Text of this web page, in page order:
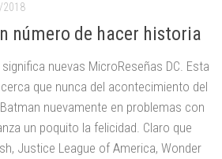
2018
número de hacer historia
nuevas MicroReseñas DC. Esta
que nunca del acontecimiento del
nuevamente en problemas con
un poquito la felicidad. Claro que
Justice League of America, Wonder